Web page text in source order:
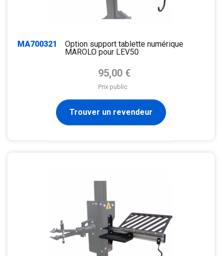
MA700321
Option support tablette numérique
MAROLO pour LEV50
Prix de base
95,00 €
Prix public
Trouver un revendeur